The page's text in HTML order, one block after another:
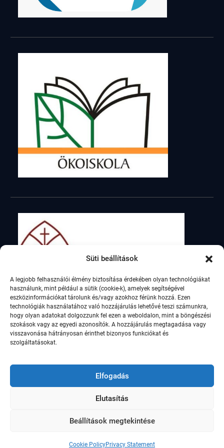
Süti beállítások
A legjobb felhasználói élmény biztosítása érdekében olyan technológiákat
használunk, mint például a sütik (cookie-k), amelyek segítségével
eszközinformációkat tárolunk és/vagy azokhoz férünk hozzá. Ezen
technológiák használatához való hozzájárulás lehetővé teszi számunkra,
hogy olyan adatokat dolgozzunk fel ezen a weboldalon, mint a böngészési
szokások vagy az egyedi azonosítók. A hozzájárulás megtagadása vagy
visszavonása hátrányosan érinthet bizonyos funkciókat és
szolgáltatásokat.
Elfogadás
Elutasítás
Beállítások megtekintése
Cookie PolicyPrivacy Statement
© Szent István Római Katolikus Általános Iskola,
2021